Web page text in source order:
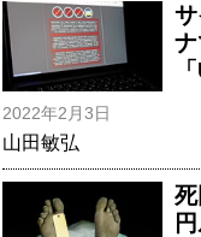
2022年2月3日
山田敏弘